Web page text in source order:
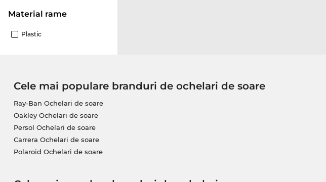
Material rame
Plastic
Cele mai populare branduri de ochelari de soare
Ray-Ban Ochelari de soare
Oakley Ochelari de soare
Persol Ochelari de soare
Carrera Ochelari de soare
Polaroid Ochelari de soare